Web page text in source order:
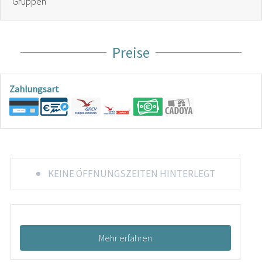
Preise
Zahlungsart
KEINE ÖFFNUNGSZEITEN HINTERLEGT
Mehr erfahren